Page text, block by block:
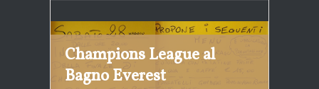
Champions League al
Bagno Everest